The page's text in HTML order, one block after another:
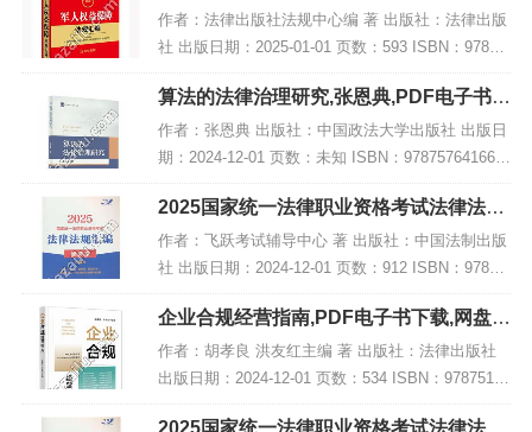
例),PDF下载
作者：法律出版社法规中心编 著 出版社：法律出版
社 出版日期：2025-01-01 页数：593 ISBN：97875
19798079 电子书大小：191MB [高清扫描版PDF格
式] 内容...
算法的法律治理研究,张恩典,PDF电子书下
载,网盘资源
作者：张恩典 出版社：中国政法大学出版社 出版日
期：2024-12-01 页数：未知 ISBN：978757641668
8 电子书大小：185MB [高清扫描版PDF格式] 内容
简介 202...
2025国家统一法律职业资格考试法律法规
汇编(便携本)第一卷【2025飞跃版?便…,P
DF
作者：飞跃考试辅导中心 著 出版社：中国法制出版
社 出版日期：2024-12-01 页数：912 ISBN：97875
21647723 电子书大小：256MB [高清扫描版PDF格
式] 内容...
企业合规经营指南,PDF电子书下载,网盘资
源
作者：胡孝良 洪友红主编 著 出版社：法律出版社
出版日期：2024-12-01 页数：534 ISBN：97875197
95900 电子书大小：224MB [高清扫描版PDF格式]
2025国家统一法律职业资格考试法律法规